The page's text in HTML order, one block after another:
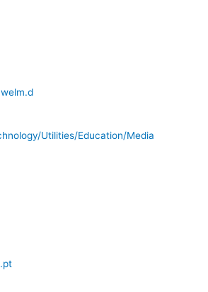
Utilities/Education/Media